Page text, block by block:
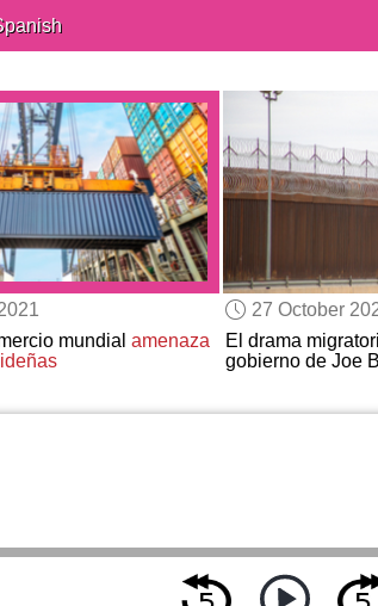
mundial amenaza
27 October
El drama
gobierno de Joe